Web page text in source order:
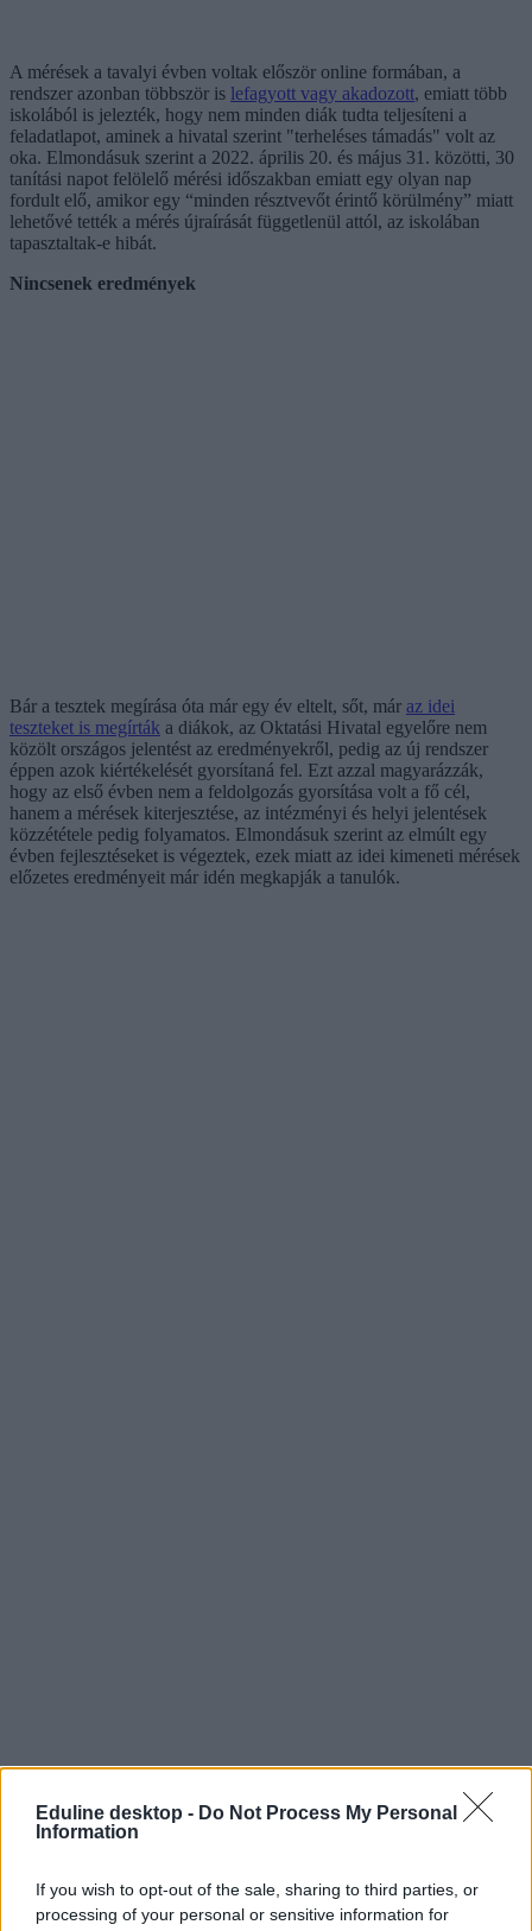
Eduline desktop - Do Not Process My Personal
Information
If you wish to opt-out of the sale, sharing to third parties, or
processing of your personal or sensitive information for
A mérések a tavalyi évben voltak először online formában, a
rendszer azonban többször is lefagyott vagy akadozott, emiatt több
iskolából is jelezték, hogy nem minden diák tudta teljesíteni a
feladatlapot, aminek a hivatal szerint "terheléses támadás" volt az
oka. Elmondásuk szerint a 2022. április 20. és május 31. közötti, 30
tanítási napot felölelő mérési időszakban emiatt egy olyan nap
fordult elő, amikor egy “minden résztvevőt érintő körülmény” miatt
lehetővé tették a mérés újraírását függetlenül attól, az iskolában
tapasztaltak-e hibát.
Nincsenek eredmények
Bár a tesztek megírása óta már egy év eltelt, sőt, már az idei
teszteket is megírták a diákok, az Oktatási Hivatal egyelőre nem
közölt országos jelentést az eredményekről, pedig az új rendszer
éppen azok kiértékelését gyorsítaná fel. Ezt azzal magyarázzák,
hogy az első évben nem a feldolgozás gyorsítása volt a fő cél,
hanem a mérések kiterjesztése, az intézményi és helyi jelentések
közzététele pedig folyamatos. Elmondásuk szerint az elmúlt egy
évben fejlesztéseket is végeztek, ezek miatt az idei kimeneti mérések
előzetes eredményeit már idén megkapják a tanulók.